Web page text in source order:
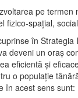
pe
fizico-spaţial,
în
deveni un oraş
eficientă şi
o populaţie
în acest sens sunt: